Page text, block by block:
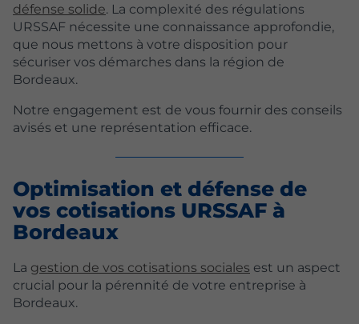
défense solide. La complexité des régulations
URSSAF nécessite une connaissance approfondie,
que nous mettons à votre disposition pour
sécuriser vos démarches dans la région de
Bordeaux.
Notre engagement est de vous fournir des conseils
avisés et une représentation efficace.
Optimisation et défense de
vos cotisations URSSAF à
Bordeaux
La gestion de vos cotisations sociales est un aspect
crucial pour la pérennité de votre entreprise à
Bordeaux.